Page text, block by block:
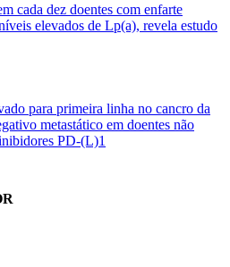
cada dez doentes com enfarte
elevados de Lp(a), revela estudo
para primeira linha no cancro da
metastático em doentes não
PD-(L)1